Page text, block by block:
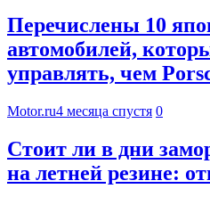
Перечислены 10
автомобилей,
управлять, чем
Motor.ru4 месяца спустя 0
Стоит ли в дни
на летней резине: